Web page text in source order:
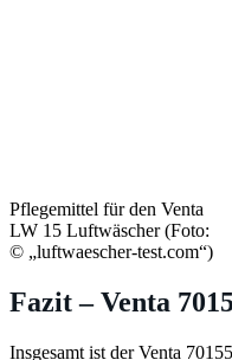
Pflegemittel für den Venta
LW 15 Luftwäscher (Foto:
© „luftwaescher-test.com“)
Fazit – Venta
Insgesamt ist der Venta